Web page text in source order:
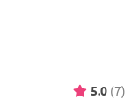
5.0 (7)